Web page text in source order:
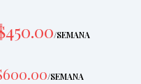
450.00/SEMANA
600.00/SEMANA